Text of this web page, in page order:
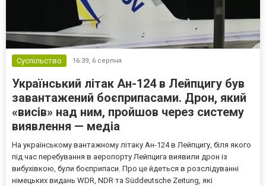
Суспільство 16:39, 6 серпня
Український літак Ан-124 в Лейпцигу був
завантажений боєприпасами. Дрон, який
«висів» над ним, пройшов через систему
виявлення — медіа
На українському вантажному літаку Ан-124 в Лейпцигу, біля якого
під час перебування в аеропорту Лейпцига виявили дрон із
вибухівкою, були боєприпаси. Про це йдеться в розслідуванні
німецьких видань WDR, NDR та Süddeutsche Zeitung, які